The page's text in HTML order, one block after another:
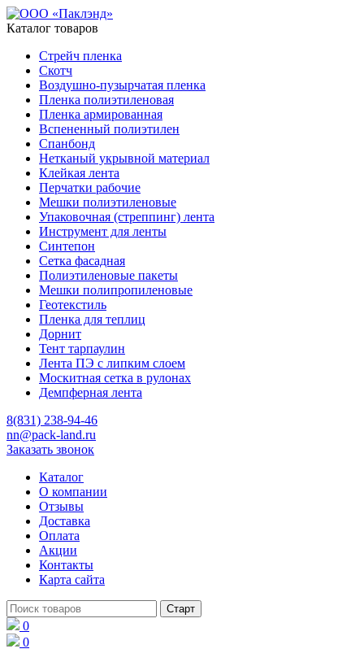
Каталог товаров
Стрейч пленка
Скотч
Воздушно-пузырчатая пленка
Пленка полиэтиленовая
Пленка армированная
Вспененный полиэтилен
Спанбонд
Нетканый укрывной материал
Клейкая лента
Перчатки рабочие
Мешки полиэтиленовые
Упаковочная (стреппинг) лента
Инструмент для ленты
Синтепон
Сетка фасадная
Полиэтиленовые пакеты
Мешки полипропиленовые
Геотекстиль
Пленка для теплиц
Дорнит
Тент тарпаулин
Лента ПЭ с липким слоем
Москитная сетка в рулонах
Демпферная лента
8(831) 238-94-46
nn@pack-land.ru
Заказать звонок
Каталог
О компании
Отзывы
Доставка
Оплата
Акции
Контакты
Карта сайта
0
0